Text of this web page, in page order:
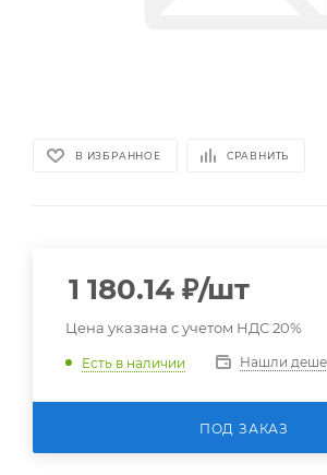
В ИЗБРАННОЕ СРАВНИТЬ
1 180.14 ₽/шт
Цена указана с учетом НДС 20%
Есть в наличии Нашли
ПОД ЗАКАЗ